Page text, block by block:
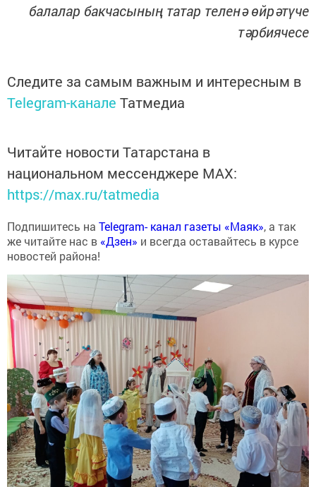
балалар бакчасының татар теленә өйрәтүче
тәрбиячесе
Следите за самым важным и интересным в
Telegram-канале Татмедиа
Читайте новости Татарстана в
национальном мессенджере MАХ:
https://max.ru/tatmedia
Подпишитесь на Telegram- канал газеты «Маяк», а так
же читайте нас в «Дзен» и всегда оставайтесь в курсе
новостей района!